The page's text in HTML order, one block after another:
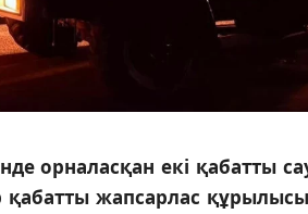
орналасқан екі қабатты
жапсарлас